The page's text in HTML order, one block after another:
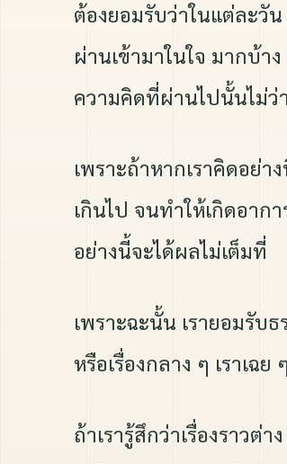
ต้องยอมรับว่าในแต่ละวั
ผ่านเข้ามาในใจ มากบ้า
ความคิดที่ผ่านไปนั้นไม่ว่
เพราะถ้าหากเราคิดอย่า
เกินไป จนทำให้เกิดอาก
อย่างนี้จะได้ผลไม่เต็มที่
เพราะฉะนั้น เรายอมรับ
หรือเรื่องกลาง ๆ เราเฉ
ถ้าเรารู้สึกว่าเรื่องราวต่